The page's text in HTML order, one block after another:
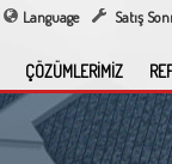
Language Satış
ÇÖZÜMLERİMİZ